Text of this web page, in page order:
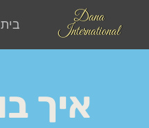
Dana
International
בית
איך